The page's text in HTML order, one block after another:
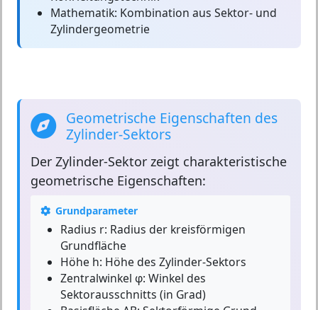
Mathematik: Kombination aus Sektor- und
Zylindergeometrie
Geometrische Eigenschaften des
Zylinder-Sektors
Der Zylinder-Sektor zeigt charakteristische
geometrische Eigenschaften:
Grundparameter
Radius r: Radius der kreisförmigen
Grundfläche
Höhe h: Höhe des Zylinder-Sektors
Zentralwinkel φ: Winkel des
Sektorausschnitts (in Grad)